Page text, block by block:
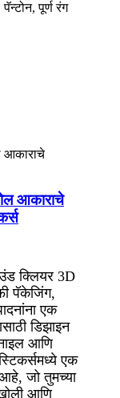
पूर्ण रंग
आकाराचे
क्लियर 3D
पॅकेजिंग,
एक
डिझाइन
आणि
एक
जो तुमच्या
आणि